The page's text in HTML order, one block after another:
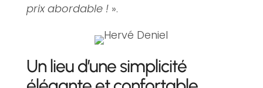
prix abordable !».
Un lieu d’une simplicité